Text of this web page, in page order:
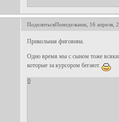
ПоделитьсяПонедельник, 16 апреля,
Прикольная фиговина.
Одно время мы с сыном тоже
которые за курсором бегают.
0